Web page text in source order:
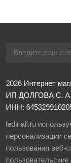
2026 Интернет
ИП ДОЛГОВА С. А.
ИНН:
ledinail.ru
персонализации
пользования